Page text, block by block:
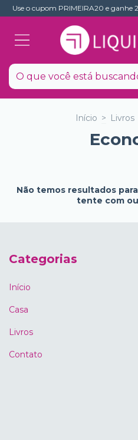
Use o cupom PRIMEIRA20 e ganhe
Início > Livros
Não temos resultados
tente com
Categorias
Início
Casa
Livros
Contato